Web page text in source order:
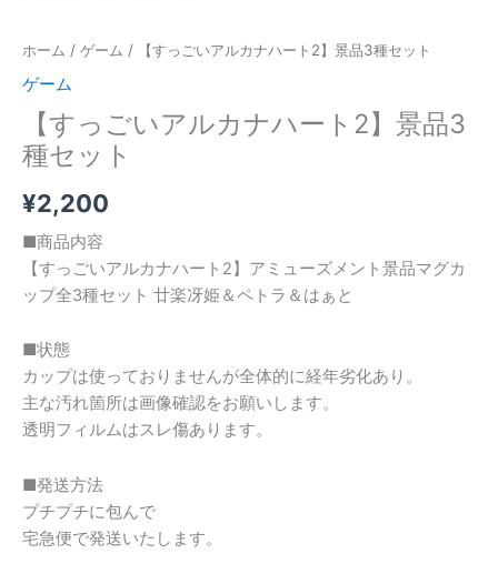
ホーム / ゲーム / 【すっごいアルカナハート2】景品3種セット
ゲーム
【すっごいアルカナハート2】景品3
種セット
¥2,200
■商品内容
【すっごいアルカナハート2】アミューズメント景品マグカ
ップ全3種セット 廿楽冴姫＆ペトラ＆はぁと
■状態
カップは使っておりませんが全体的に経年劣化あり。
主な汚れ箇所は画像確認をお願いします。
透明フィルムはスレ傷あります。
■発送方法
プチプチに包んで
宅急便で発送いたします。